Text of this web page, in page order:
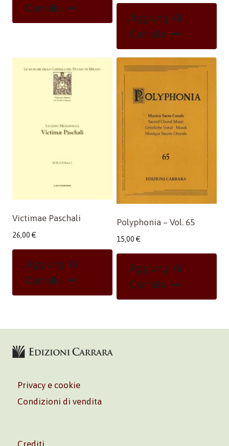
Carrello
Aggiungi Al
Carrello
Victimae Paschali
26,00 €
Aggiungi Al
Carrello
Polyphonia – Vol. 65
15,00 €
Aggiungi Al
Carrello
Privacy e cookie
Condizioni di vendita